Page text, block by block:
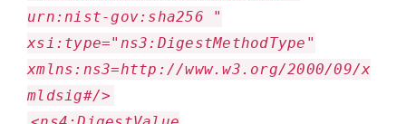
urn:nist-gov:sha256 "
xsi:type="ns3:DigestMethodType"
xmlns:ns3=http://www.w3.org/2000/09/x
mldsig#/>